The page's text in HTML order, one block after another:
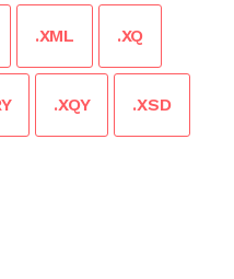
.XML .XQ
.XQY .XSD